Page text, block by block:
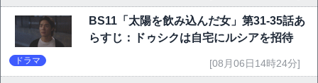
BS11「太陽を飲み込んだ女」第31-35話あ
らすじ：ドゥシクは自宅にルシアを招待
ドラマ [08月06日14時24分]